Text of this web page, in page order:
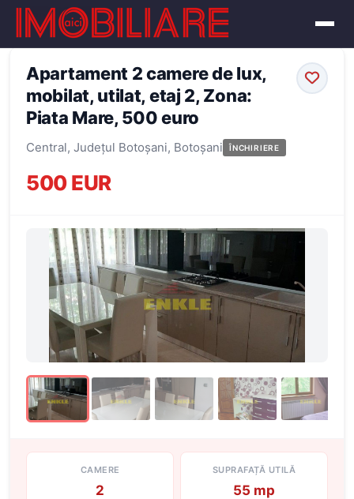
← Înapoi la oferte
Apartament 2 camere de lux,
mobilat, utilat, etaj 2, Zona:
Piata Mare, 500 euro
Central, Județul Botoșani, Botoșani ÎNCHIRIERE
500 EUR
CAMERE
2
SUPRAFAȚĂ UTILĂ
55 mp